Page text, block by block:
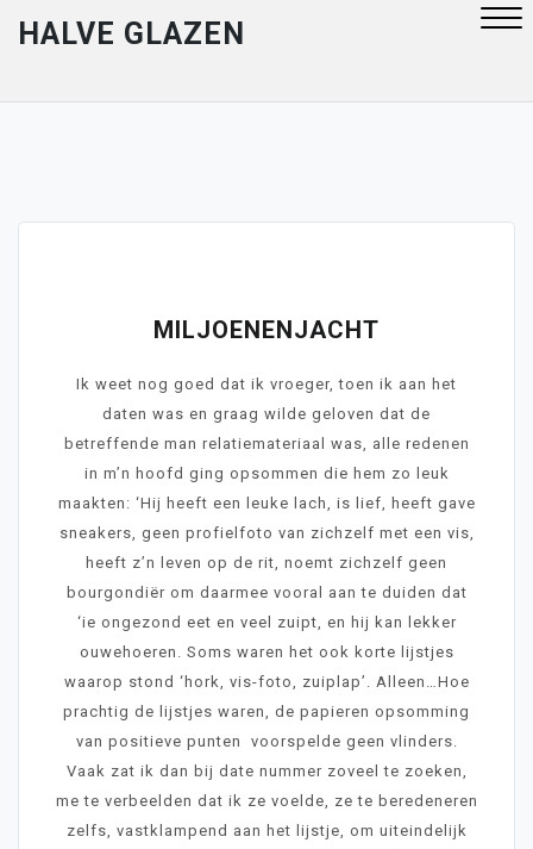
HALVE GLAZEN
MILJOENENJACHT
Ik weet nog goed dat ik vroeger, toen ik aan het
daten was en graag wilde geloven dat de
betreffende man relatiemateriaal was, alle redenen
in m’n hoofd ging opsommen die hem zo leuk
maakten: ‘Hij heeft een leuke lach, is lief, heeft gave
sneakers, geen profielfoto van zichzelf met een vis,
heeft z’n leven op de rit, noemt zichzelf geen
bourgondiër om daarmee vooral aan te duiden dat
‘ie ongezond eet en veel zuipt, en hij kan lekker
ouwehoeren. Soms waren het ook korte lijstjes
waarop stond ‘hork, vis-foto, zuiplap’. Alleen…Hoe
prachtig de lijstjes waren, de papieren opsomming
van positieve punten voorspelde geen vlinders.
Vaak zat ik dan bij date nummer zoveel te zoeken,
me te verbeelden dat ik ze voelde, ze te beredeneren
zelfs, vastklampend aan het lijstje, om uiteindelijk